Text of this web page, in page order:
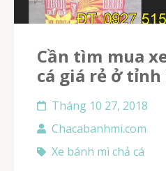
Cần tìm mua xe bánh mì chả
cá giá rẻ ở
Tháng 10 27, 2018
Chacabanhmi.com
Xe bánh mì chả cá